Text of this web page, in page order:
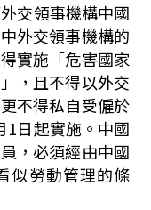
交領事機構中國
外交領事機構的
實施「危害國家
，且不得以外交
不得私自受僱於
日起實施。 中國
，必須經由中國
似勞動管理的條